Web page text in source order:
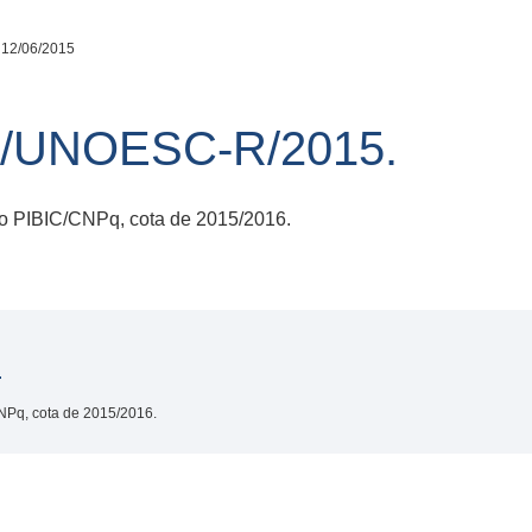
06/2015
UNOESC-R/2015.
PIBIC/CNPq, cota de 2015/2016.
cota de 2015/2016.